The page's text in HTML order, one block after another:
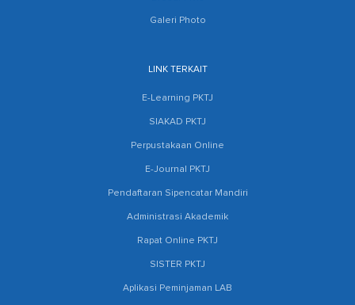
Galeri Photo
LINK TERKAIT
E-Learning PKTJ
SIAKAD PKTJ
Perpustakaan Online
E-Journal PKTJ
Pendaftaran Sipencatar Mandiri
Administrasi Akademik
Rapat Online PKTJ
SISTER PKTJ
Aplikasi Peminjaman LAB